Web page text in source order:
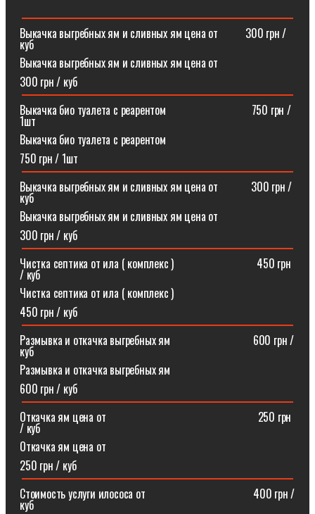
Выкачка выгребных ям и сливных ям цена от ⠀⠀⠀300 грн /
куб
Выкачка выгребных ям и сливных ям цена от
300 грн / куб
Выкачка био туалета с реарентом ⠀⠀⠀⠀⠀⠀⠀⠀⠀⠀750 грн /
1шт
Выкачка био туалета с реарентом
750 грн / 1шт
Выкачка выгребных ям и сливных ям цена от⠀⠀⠀⠀300 грн /
куб
Выкачка выгребных ям и сливных ям цена от
300 грн / куб
Чистка септика от ила ( комплекс )⠀⠀⠀⠀⠀⠀⠀⠀⠀⠀450 грн
/ куб
Чистка септика от ила ( комплекс )
450 грн / куб
Размывка и откачка выгребных ям⠀⠀⠀⠀⠀⠀⠀⠀⠀⠀600 грн /
куб
Размывка и откачка выгребных ям
600 грн / куб
Откачка ям цена от ⠀⠀⠀⠀⠀⠀⠀⠀⠀⠀⠀⠀⠀⠀⠀⠀⠀⠀250 грн
/ куб
Откачка ям цена от
250 грн / куб
Стоимость услуги илососа от⠀⠀⠀⠀⠀⠀⠀⠀⠀⠀⠀⠀⠀400 грн /
куб